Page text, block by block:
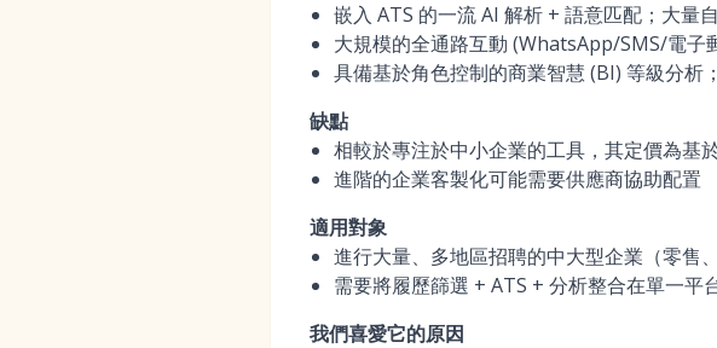
嵌入 ATS 的一流 AI 解析 + 語意匹配；大量
大規模的全通路互動 (WhatsApp/SMS/電子
具備基於角色控制的商業智慧 (BI) 等級分析
缺點
相較於專注於中小企業的工具，其定價為基
進階的企業客製化可能需要供應商協助配置
適用對象
進行大量、多地區招聘的中大型企業（零售
需要將履歷篩選 + ATS + 分析整合在單一
我們喜愛它的原因